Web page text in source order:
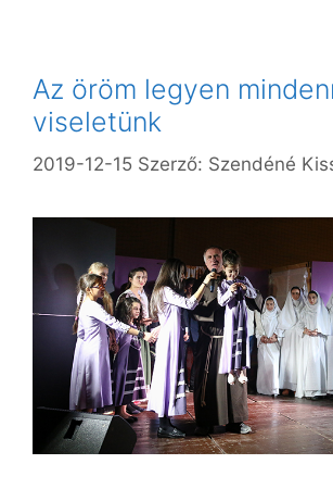
Az öröm legyen
viseletünk
2019-12-15 Szerző: Szendéné